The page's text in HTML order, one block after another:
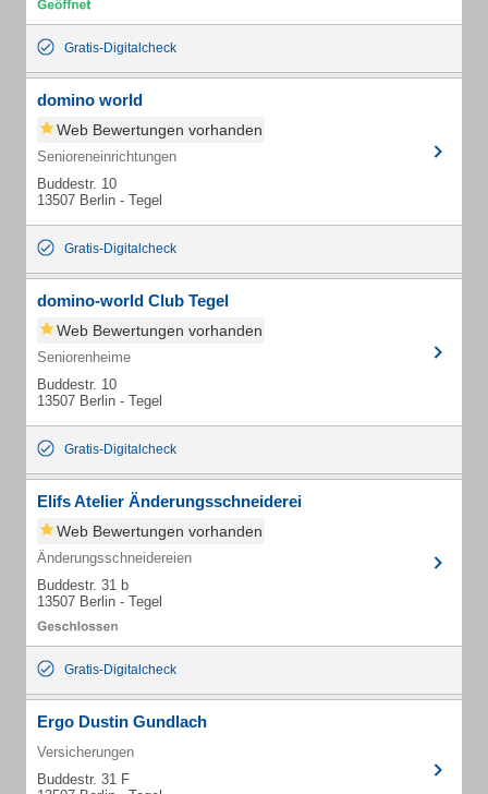
Gratis-Digitalcheck
domino world
Web Bewertungen vorhanden
Senioreneinrichtungen
Buddestr. 10
13507 Berlin - Tegel
Gratis-Digitalcheck
domino-world Club Tegel
Web Bewertungen vorhanden
Seniorenheime
Buddestr. 10
13507 Berlin - Tegel
Gratis-Digitalcheck
Elifs Atelier Änderungsschneiderei
Web Bewertungen vorhanden
Änderungsschneidereien
Buddestr. 31 b
13507 Berlin - Tegel
Gratis-Digitalcheck
Ergo Dustin Gundlach
Versicherungen
Buddestr. 31 F